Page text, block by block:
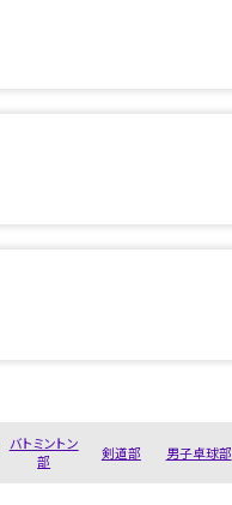
バトミントン
部
剣道部 男子卓球部